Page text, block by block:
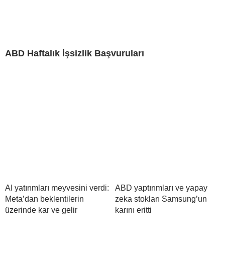
ABD Haftalık İşsizlik Başvuruları
AI yatırımları meyvesini verdi:
Meta’dan beklentilerin
üzerinde kar ve gelir
ABD yaptırımları ve yapay
zeka stokları Samsung’un
karını eritti